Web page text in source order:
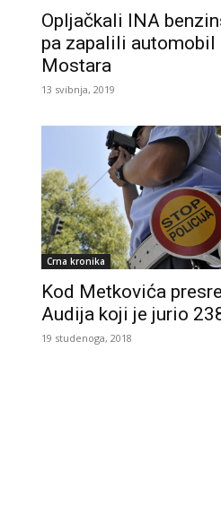
Opljačkali INA
pa zapalili automobil
Mostara
13 svibnja, 2019
Crna kronika
Kod Metkovića
Audija koji je jurio
19 studenoga, 2018